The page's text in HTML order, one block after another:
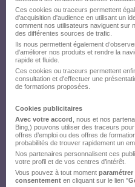
Ces cookies ou traceurs permettent
d'acquisition d'audience en utilisant un
comment nos utilisateurs naviguent sur
des différentes sources de trafic.
Ils nous permettent également
d'améliorer nos produits et rendre la
rapide et fluide.
Ces cookies ou traceurs permettent
consultation et d'effectuer une
de formations proposées.
Cookies publicitaires
Avec votre accord , nous et nos
Bing,) pouvons utiliser des traceurs
offres d’emploi ou des offres de
probabilités de trouver rapidement un
Nos partenaires personnalisent ces
votre profil et de vos centres d’intérêt.
Vous pouvez à tout moment
consentement en cliquant sur le lien "